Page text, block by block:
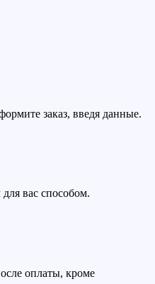
заказ, введя данные.
вас способом.
оплаты, кроме